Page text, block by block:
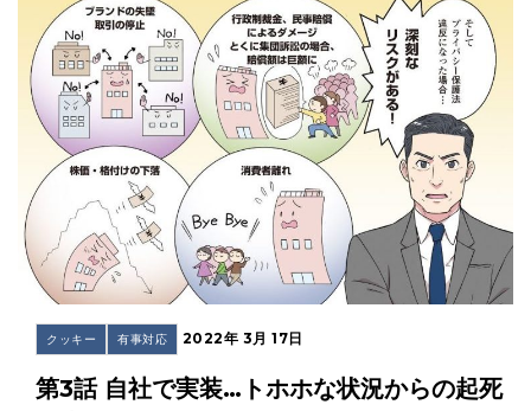
クッキー 有事対応 2022年 3月 17日
第3話 自社で実装…トホホな状況からの起死